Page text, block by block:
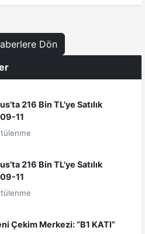
Dön
216 Bin TL'ye Satılık
11
216 Bin TL'ye Satılık
11
Çekim Merkezi: “B1 KATI”